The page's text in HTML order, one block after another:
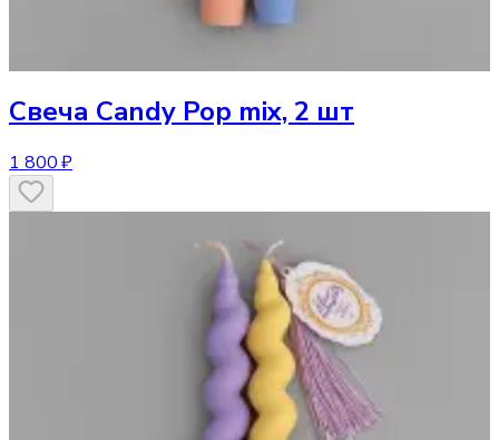
Свеча Candy Pop mix, 2 шт
1 800 ₽